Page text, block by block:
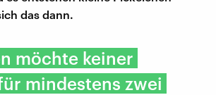
das dann.
möchte keiner
mindestens zwei